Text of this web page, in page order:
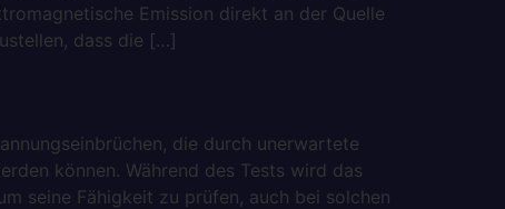
Emission direkt an der Quelle
dass die […]
die durch unerwartete
können. Während des Tests wird das
seine Fähigkeit zu prüfen, auch bei solchen